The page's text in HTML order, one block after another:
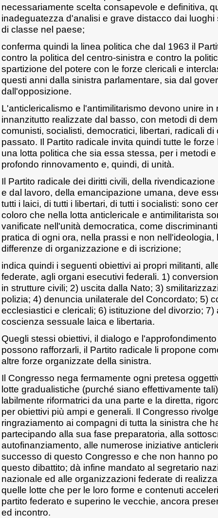
necessariamente scelta consapevole e definitiva,
inadeguatezza d'analisi e grave distacco dai
di classe nel paese;
conferma quindi la linea politica che dal 1963 il
contro la politica del centro-sinistra e contro la
spartizione del potere con le forze clericali e
questi anni dalla sinistra parlamentare, sia dal
dall'opposizione.
L'anticlericalismo e l'antimilitarismo devono unire in
innanzitutto realizzate dal basso, con metodi di
comunisti, socialisti, democratici, libertari, radicali
passato. Il Partito radicale invita quindi tutte le
una lotta politica che sia essa stessa, per i metodi
profondo rinnovamento e, quindi, di unità.
Il Partito radicale dei diritti civili, della
e dal lavoro, della emancipazione umana, deve
tutti i laici, di tutti i libertari, di tutti i socialisti: sono
coloro che nella lotta anticlericale e antimilitarista
vanificate nell'unità democratica, come
pratica di ogni ora, nella prassi e non nell'ideologia,
differenze di organizzazione e di iscrizione;
indica quindi i seguenti obiettivi ai propri militanti,
federate, agli organi esecutivi federali. 1)
in strutture civili; 2) uscita dalla Nato; 3)
polizia; 4) denuncia unilaterale del Concordato; 5)
ecclesiastici e clericali; 6) istituzione del divorzio;
coscienza sessuale laica e libertaria.
Quegli stessi obiettivi, il dialogo e
possono rafforzarli, il Partito radicale li propone
altre forze organizzate della sinistra.
Il Congresso nega fermamente ogni pretesa
lotte gradualistiche (purché siano effettivamente
labilmente riformatrici da una parte e la diretta,
per obiettivi più ampi e generali. Il Congresso
ringraziamento ai compagni di tutta la sinistra che
partecipando alla sua fase preparatoria, alla
autofinanziamento, alle numerose iniziative
successo di questo Congresso e che non hanno
questo dibattito; dà infine mandato al segretario
nazionale ed alle organizzazioni federate di
quelle lotte che per le loro forme e contenuti
partito federato e superino le vecchie, ancora
ed incontro.